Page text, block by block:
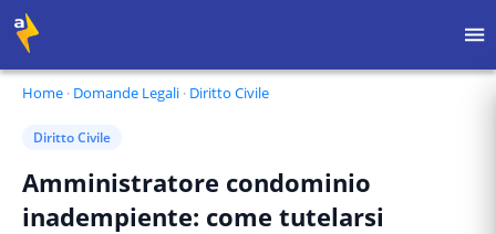
Home · Domande Legali · Diritto Civile
Diritto Civile
Amministratore condominio
inadempiente: come tutelarsi